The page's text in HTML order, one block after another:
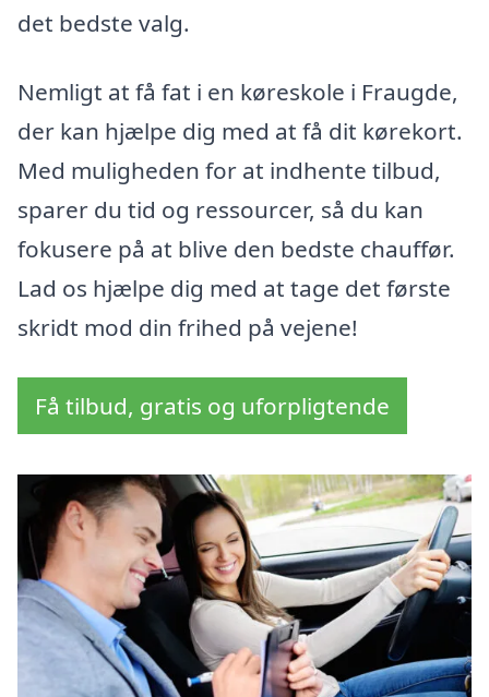
det bedste valg.
Nemligt at få fat i en køreskole i Fraugde,
der kan hjælpe dig med at få dit kørekort.
Med muligheden for at indhente tilbud,
sparer du tid og ressourcer, så du kan
fokusere på at blive den bedste chauffør.
Lad os hjælpe dig med at tage det første
skridt mod din frihed på vejene!
Få tilbud, gratis og uforpligtende